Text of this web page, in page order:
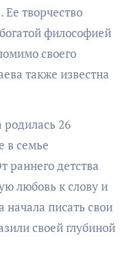
Ее творчество
философией
своего
также известна
26
в семье
раннего детства
любовь к слову и
начала писать свои
своей глубиной